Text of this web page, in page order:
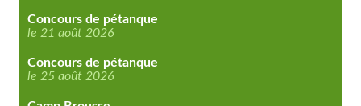
Concours de pétanque
le 21 août 2026
Concours de pétanque
le 25 août 2026